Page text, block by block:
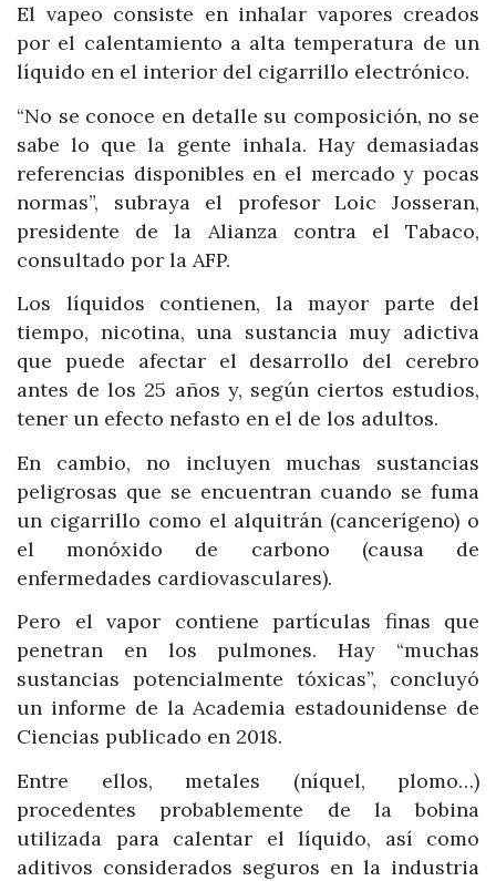
El vapeo consiste en inhalar vapores creados
por el calentamiento a alta temperatura de un
líquido en el interior del cigarrillo electrónico.
“No se conoce en detalle su composición, no se
sabe lo que la gente inhala. Hay demasiadas
referencias disponibles en el mercado y pocas
normas”, subraya el profesor Loic Josseran,
presidente de la Alianza contra el Tabaco,
consultado por la AFP.
Los líquidos contienen, la mayor parte del
tiempo, nicotina, una sustancia muy adictiva
que puede afectar el desarrollo del cerebro
antes de los 25 años y, según ciertos estudios,
tener un efecto nefasto en el de los adultos.
En cambio, no incluyen muchas sustancias
peligrosas que se encuentran cuando se fuma
un cigarrillo como el alquitrán (cancerígeno) o
el monóxido de carbono (causa de
enfermedades cardiovasculares).
Pero el vapor contiene partículas finas que
penetran en los pulmones. Hay “muchas
sustancias potencialmente tóxicas”, concluyó
un informe de la Academia estadounidense de
Ciencias publicado en 2018.
Entre ellos, metales (níquel, plomo…)
procedentes probablemente de la bobina
utilizada para calentar el líquido, así como
aditivos considerados seguros en la industria